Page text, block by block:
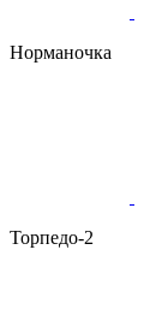
Норманочка
Торпедо-2